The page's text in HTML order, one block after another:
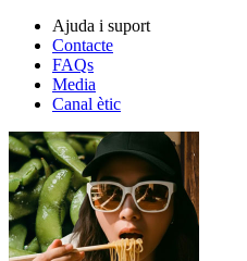
Ajuda i suport
Contacte
FAQs
Media
Canal ètic